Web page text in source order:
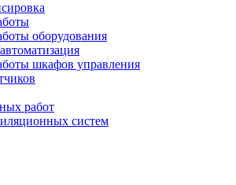
оборудования
шкафов управления
работ
систем